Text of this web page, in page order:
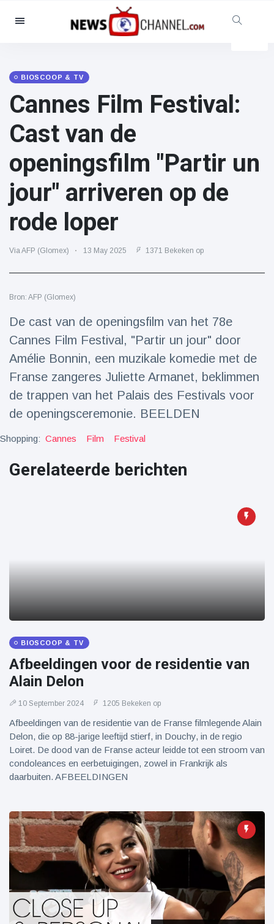
Categorieën
Maatschappelijk & Leuk
Bioscoop & TV
(81)
Beroemdheden
(13938)
Mode & Schoonheid
(122)
Auto's & Motor
Eten & drinken
(79)
Gaming
Laatste nieuws
Draakachtig
zeedier
aangespoeld
op
beelden:
spectaculaire
stunts
BIOSCOOP & TV
Cannes Film Festival:
Cast van de
openingsfilm "Partir un
jour" arriveren op de
rode loper
Via AFP (Glomex) 13 May 2025 1371 Bekeken op
Bron: AFP (Glomex)
De cast van de openingsfilm van het 78e
Cannes Film Festival, "Partir un jour" door
Amélie Bonnin, een muzikale komedie met de
Franse zangeres Juliette Armanet, beklimmen
de trappen van het Palais des Festivals voor
de openingsceremonie. BEELDEN
Shopping: Cannes Film Festival
Gerelateerde berichten
BIOSCOOP & TV
Afbeeldingen voor de residentie van
Alain Delon
10 September 2024 1205 Bekeken op
Afbeeldingen van de residentie van de Franse filmlegende Alain
Delon, die op 88-jarige leeftijd stierf, in Douchy, in de regio
Loiret. De dood van de Franse acteur leidde tot een stroom van
condoleances en eerbetuigingen, zowel in Frankrijk als
daarbuiten. AFBEELDINGEN